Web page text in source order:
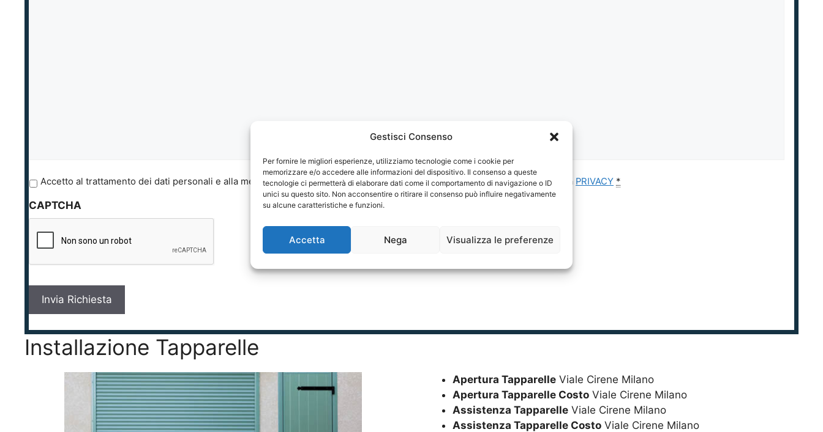
Gestisci Consenso
Per fornire le migliori esperienze, utilizziamo tecnologie come i cookie per
memorizzare e/o accedere alle informazioni del dispositivo. Il consenso a queste
tecnologie ci permetterà di elaborare dati come il comportamento di navigazione o ID
unici su questo sito. Non acconsentire o ritirare il consenso può influire negativamente
su alcune caratteristiche e funzioni.
Accetta Nega Visualizza le preferenze
P
i
v
y
Accetto al trattamento dei dati personali e alla memorizzazione dei miei dati da parte del sito web secondo le direttive della PRIVACY *
CAPTCHA
Installazione Tapparelle
Apertura Tapparelle Viale Cirene Milano
Apertura Tapparelle Costo Viale Cirene Milano
Assistenza Tapparelle Viale Cirene Milano
Assistenza Tapparelle Costo Viale Cirene Milano